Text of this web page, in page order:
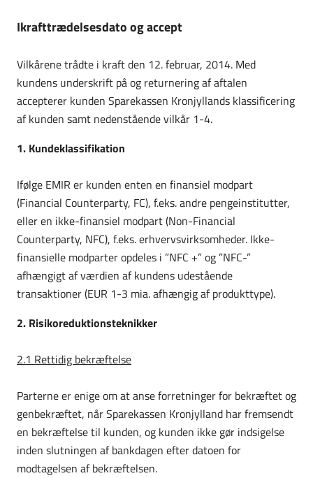
Ikrafttrædelsesdato og accept
Vilkårene trådte i kraft den 12. februar, 2014. Med
kundens underskrift på og returnering af aftalen
accepterer kunden Sparekassen Kronjyllands klassificering
af kunden samt nedenstående vilkår 1-4.
1. Kundeklassifikation
Ifølge EMIR er kunden enten en finansiel modpart
(Financial Counterparty, FC), f.eks. andre penge­institutter,
eller en ikke-finansiel modpart (Non-Financial
Counterparty, NFC), f.eks. erhvervsvirksomheder. Ikke-
finansielle modparter opdeles i ”NFC +” og ”NFC-”
afhængigt af værdien af kundens udestående
transaktioner (EUR 1-3 mia. afhængig af produkttype).
2. Risikoreduktionsteknikker
2.1 Rettidig bekræftelse
Parterne er enige om at anse forretninger for bekræftet og
genbekræftet, når Sparekassen Kronjylland har frem­sendt
en bekræftelse til kunden, og kunden ikke gør indsigelse
inden slutningen af bankdagen efter datoen for
modtagelsen af bekræftelsen.